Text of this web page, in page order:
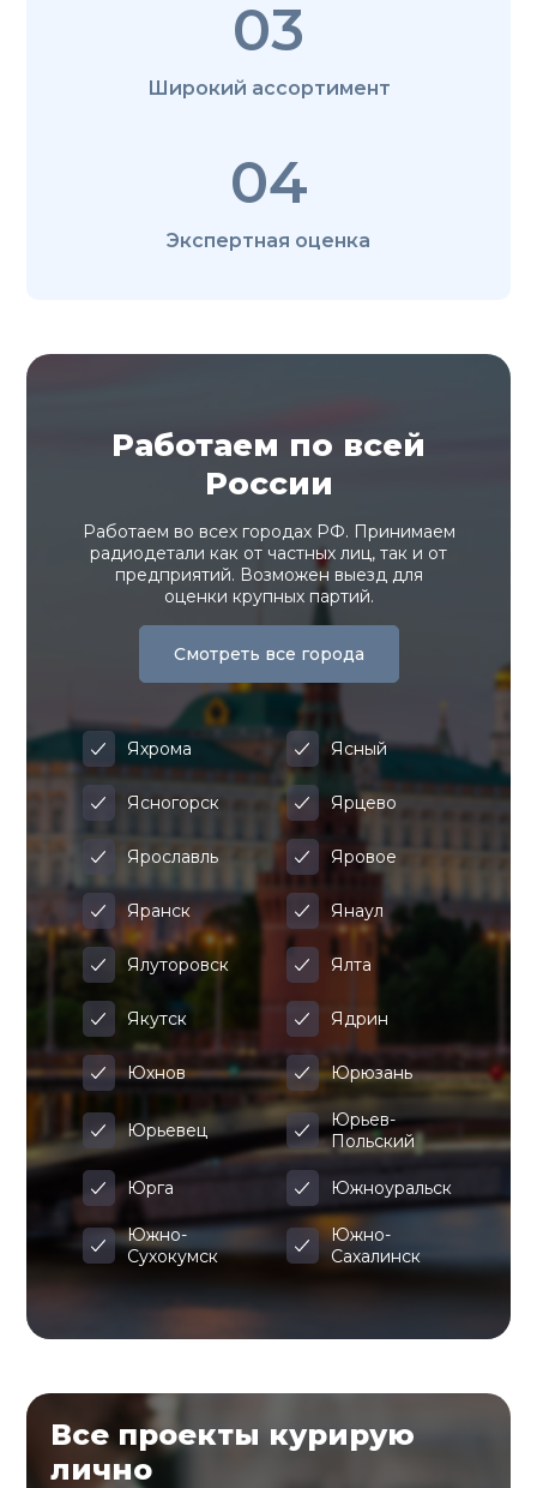
03
Широкий ассортимент
04
Экспертная оценка
Работаем по всей
России
Работаем во всех городах РФ. Принимаем
радиодетали как от частных лиц, так и от
предприятий. Возможен выезд для
оценки крупных партий.
Смотреть все города
Яхрома Ясный
Ясногорск Ярцево
Ярославль Яровое
Яранск Янаул
Ялуторовск Ялта
Якутск Ядрин
Юхнов Юрюзань
Юрьевец
Юрьев-
Польский
Юрга Южноуральск
Южно-
Сухокумск
Южно-
Сахалинск
Все проекты курирую
лично